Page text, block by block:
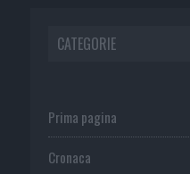
CATEGORIE
Prima pagina
Cronaca